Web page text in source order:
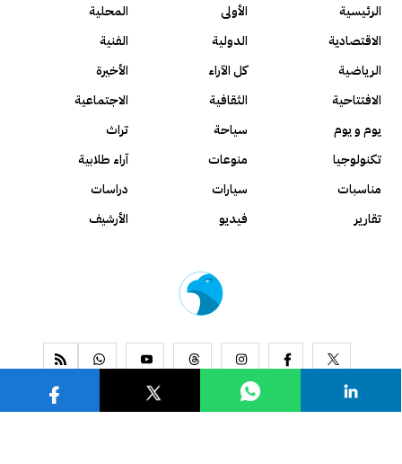
الرئيسية الأولى
المحلية
الاقتصادية
الدولية
الفنية
الرياضية
كل الآراء
الأخيرة
الافتتاحية
الثقافية
الاجتماعية
يوم و يوم
سياحة
تراث
تكنولوجيا
منوعات
آراء طلابية
مناسبات
سيارات
دراسات
تقارير
فيديو الأرشيف